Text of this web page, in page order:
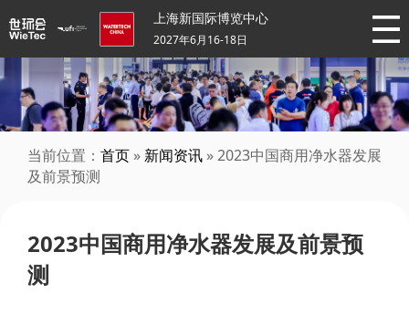
上海新国际博览中心
2027年6月16-18日
当前位置： 首页 » 新闻资讯 » 2023中国商用净水器发展
及前景预测
2023中国商用净水器发展及前景预
测